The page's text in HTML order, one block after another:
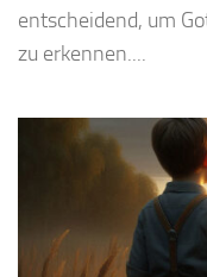
entscheidend, um
zu erkennen....